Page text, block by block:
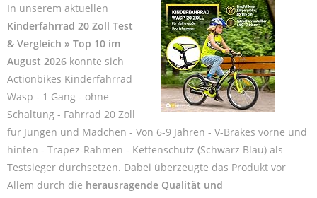
In unserem aktuellen
Kinderfahrrad 20 Zoll Test
& Vergleich » Top 10 im
August 2026 konnte sich
Actionbikes Kinderfahrrad
Wasp - 1 Gang - ohne
Schaltung - Fahrrad 20 Zoll
für Jungen und Mädchen - Von 6-9 Jahren - V-Brakes vorne und
hinten - Trapez-Rahmen - Kettenschutz (Schwarz Blau) als
Testsieger durchsetzen. Dabei überzeugte das Produkt vor
Allem durch die herausragende Qualität und